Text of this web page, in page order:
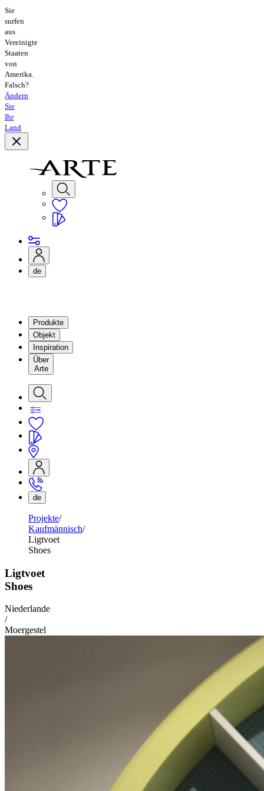
Sie
surfen
aus
Vereinigte
Staaten
von
Amerika.
Falsch?
Ändern
Sie
Ihr
Land
de
Produkte
Objekt
Inspiration
Über
Arte
de
Projekte
Kaufmännisch
Ligtvoet
Shoes
Ligtvoet
Shoes
Niederlande
/
Moergestel